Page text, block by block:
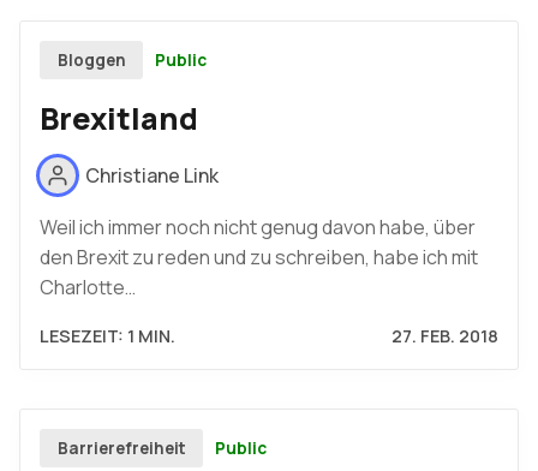
Bloggen Public
Brexitland
Christiane Link
Weil ich immer noch nicht genug davon habe, über
den Brexit zu reden und zu schreiben, habe ich mit
Charlotte…
LESEZEIT: 1 MIN. 27. FEB. 2018
Barrierefreiheit Public